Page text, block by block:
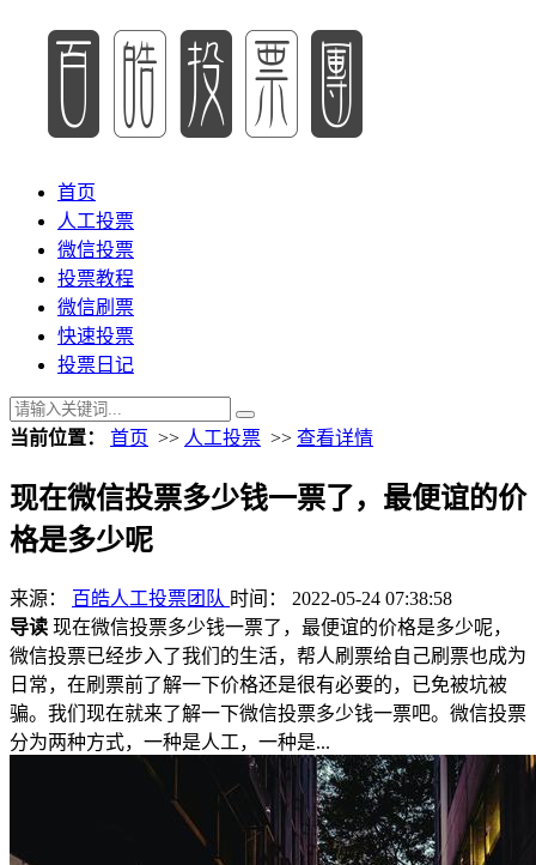
首页
人工投票
微信投票
投票教程
微信刷票
快速投票
投票日记
当前位置： 首页 >> 人工投票 >> 查看详情
现在微信投票多少钱一票了，最便谊的价
格是多少呢
来源： 百皓人工投票团队 时间： 2022-05-24 07:38:58
导读 现在微信投票多少钱一票了，最便谊的价格是多少呢，
微信投票已经步入了我们的生活，帮人刷票给自己刷票也成为
日常，在刷票前了解一下价格还是很有必要的，已免被坑被
骗。我们现在就来了解一下微信投票多少钱一票吧。微信投票
分为两种方式，一种是人工，一种是...